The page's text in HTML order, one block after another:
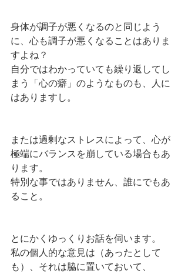
身体が調子が悪くなるのと同じよう
に、心も調子が悪くなることはありま
すよね？
自分ではわかっていても繰り返してし
まう「心の癖」のようなものも、人に
はありますし。
または過剰なストレスによって、心が
極端にバランスを崩している場合もあ
ります。
特別な事ではありません、誰にでもあ
ること。
とにかくゆっくりお話を伺います。
私の個人的な意見は（あったとして
も）、それは脇に置いておいて、